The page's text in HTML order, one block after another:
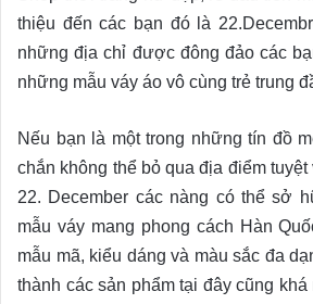
thiệu đến các bạn đó là
những địa chỉ được đông đảo các
những mẫu váy áo vô cùng trẻ trung
Nếu bạn là một trong những tín đồ
chắn không thể bỏ qua địa điểm
22. December các nàng có thể sở
mẫu váy mang phong cách Hàn
mẫu mã, kiểu dáng và màu sắc đa
thành các sản phẩm tại đây cũng